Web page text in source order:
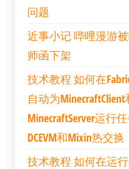
问题
近事小记 哔哩漫游
师函下架
技术教程 如何在
自动为MinecraftClient
MinecraftServer运行
DCEVM和Mixin热交换
技术教程 如何在运